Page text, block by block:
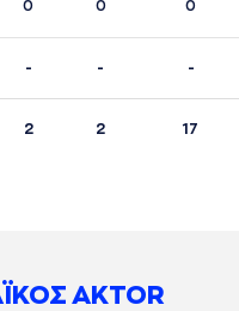
0 0 0
- - -
2 2 17
AKTOR